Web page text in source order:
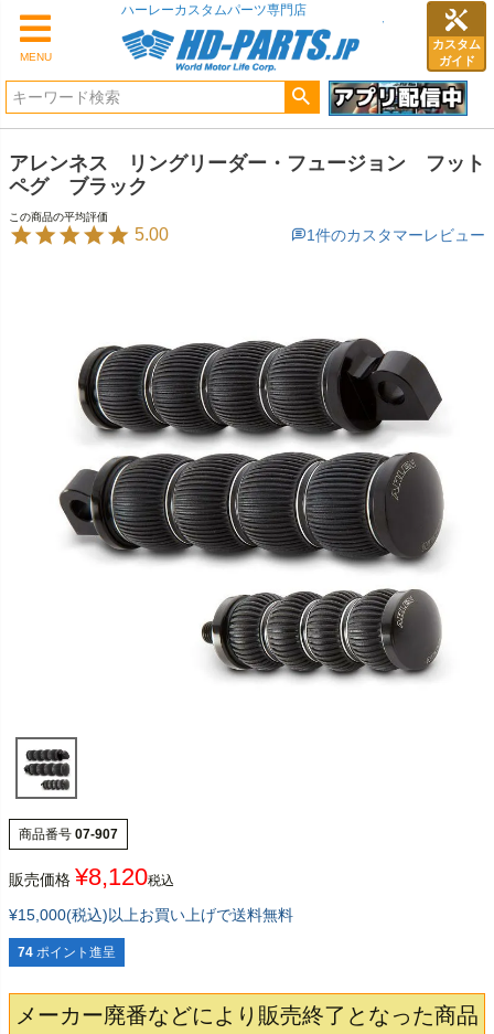
MENU
カスタム
ガイド
ハーレーカスタムパーツ専門店
アレンネス リングリーダー・フュージョン フット
ペグ ブラック
5.00 1
商品番号 07-907
販売価格 ¥8,120税込
¥15,000(税込)以上お買い上げで送料無料
74 ポイント進呈
メーカー廃番などにより販売終了となった商品